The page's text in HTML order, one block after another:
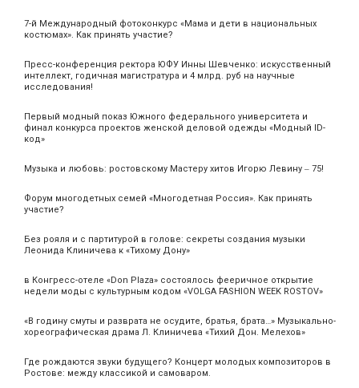
7-й Международный фотоконкурс «Мама и дети в национальных
костюмах». Как принять участие?
Пресс-конференция ректора ЮФУ Инны Шевченко: искусственный
интеллект, годичная магистратура и 4 млрд. руб на научные
исследования!
Первый модный показ Южного федерального университета и
финал конкурса проектов женской деловой одежды «Модный ID-
код»
Музыка и любовь: ростовскому Мастеру хитов Игорю Левину ‒ 75!
Форум многодетных семей «Многодетная Россия». Как принять
участие?
Без рояля и с партитурой в голове: секреты создания музыки
Леонида Клиничева к «Тихому Дону»
в Конгресс-отеле «Don Plaza» состоялось фееричное открытие
недели моды с культурным кодом «VOLGA FASHION WEEK ROSTOV»
«В годину смуты и разврата не осудите, братья, брата…» Музыкально-
хореографическая драма Л. Клиничева «Тихий Дон. Мелехов»
Где рождаются звуки будущего? Концерт молодых композиторов в
Ростове: между классикой и самоваром.